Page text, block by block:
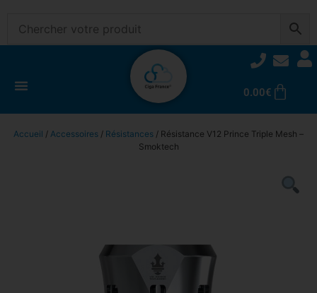
0.00€
Accueil / Accessoires / Résistances / Résistance V12 Prince Triple Mesh –
Smoktech